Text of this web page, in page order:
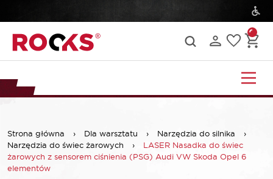
Strona główna › Dla warsztatu › Narzędzia do silnika
›
Narzędzia do świec żarowych
›
LASER Nasadka do świec
żarowych z sensorem ciśnienia (PSG) Audi VW Skoda Opel 6
elementów